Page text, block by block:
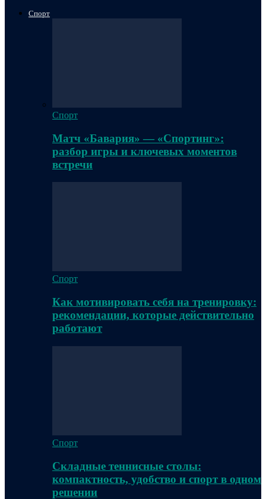
Спорт
Спорт
Матч «Бавария» — «Спортинг»:
разбор игры и ключевых моментов
встречи
Спорт
Как мотивировать себя на тренировку:
рекомендации, которые действительно
работают
Спорт
Складные теннисные столы:
компактность, удобство и спорт в одном
решении